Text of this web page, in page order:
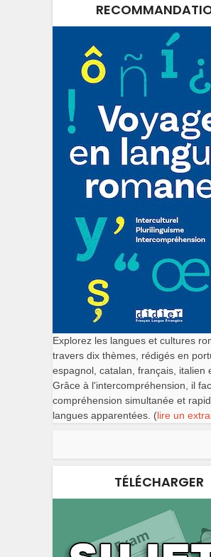
Explorez les langues et cultures
travers dix thèmes, rédigés en
espagnol, catalan, français, italien
Grâce à l'intercompréhension, il
compréhension simultanée et
langues apparentées. (lire un
TÉLÉCHARGER